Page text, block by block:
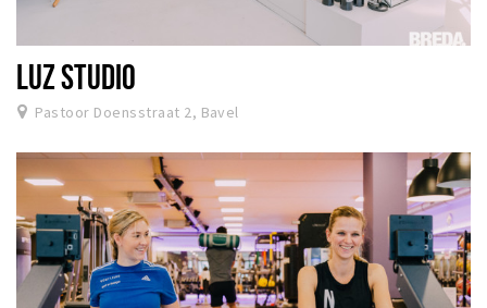
LUZ STUDIO
Pastoor Doensstraat 2, Bavel